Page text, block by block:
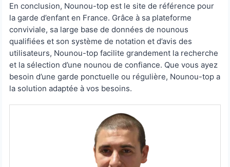
En conclusion, Nounou-top est le site de référence pour
la garde d’enfant en France. Grâce à sa plateforme
conviviale, sa large base de données de nounous
qualifiées et son système de notation et d’avis des
utilisateurs, Nounou-top facilite grandement la recherche
et la sélection d’une nounou de confiance. Que vous ayez
besoin d’une garde ponctuelle ou régulière, Nounou-top a
la solution adaptée à vos besoins.